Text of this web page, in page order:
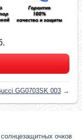
GG0703SK 003→
очков